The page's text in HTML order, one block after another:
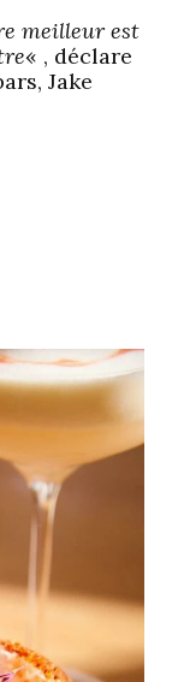
meilleur est
« , déclare
Jake